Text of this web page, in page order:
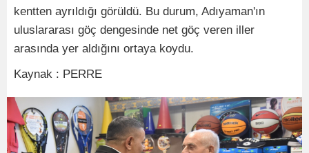
kentten ayrıldığı görüldü. Bu durum, Adıyaman'ın
uluslararası göç dengesinde net göç veren iller
arasında yer aldığını ortaya koydu.
Kaynak : PERRE